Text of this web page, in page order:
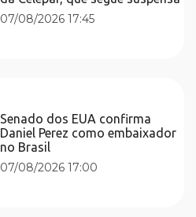
07/08/2026 17:45
Senado dos EUA confirma
Daniel Perez como embaixador
no Brasil
07/08/2026 17:00